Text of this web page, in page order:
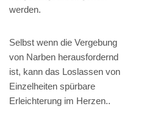
werden.
Selbst wenn die Vergebung
von Narben herausfordernd
ist, kann das Loslassen von
Einzelheiten spürbare
Erleichterung im Herzen..